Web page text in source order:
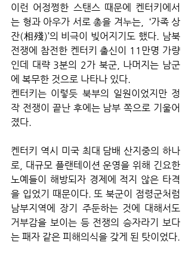
이런 어정쩡한 스탠스 때문에 켄터키에서
는 형과 아우가 서로 총을 겨누는,  ‘가족 상
잔(相殘)’의 비극이 빚어지기도 했다. 남북
전쟁에 참전한 켄터키 출신이 11만명 가량
인데 대략 3분의 2가 북군, 나머지는 남군
에 복무한 것으로 나타나 있다.
켄터키는 이렇듯 북부의 일원이었지만 정
작 전쟁이 끝난 후에는 남부 쪽으로 기울어
졌다.
켄터키 역시 미국 최대 담배 산지중의 하나
로, 대규모 플랜테이션 운영을 위해 긴요한
노예들이 해방되자 경제에 적지 않은 타격
을 입었기 때문이다. 또 북군이 점령군처럼
남부지역에 장기 주둔하는 것에 대해서도
거부감을 보이는 등 전쟁의 승자라기 보다
는 패자 같은 피해의식을 갖게 된 탓이었다.